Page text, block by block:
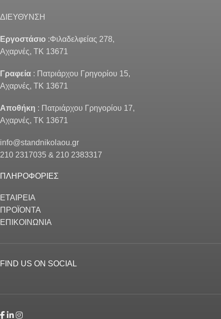
ΔΙΕΥΘΥΝΣΗ
Εργοστάσιο :Φιλαδελφείας 278,
Αχαρνές, ΤΚ 13671
Γραφεία : Πατριάρχου Γρηγορίου 15,
Αχαρνές, ΤΚ 13671
Αποθήκη : Πατριάρχου Γρηγορίου 17,
Αχαρνές, ΤΚ 13671
info@standnikolaou.gr
210 2317035 & 210 2383317
ΠΛΗΡΟΦΟΡΙΕΣ
ΕΤΑΙΡΕΙΑ
ΠΡΟΪΟΝΤΑ
ΕΠΙΚΟΙΝΩΝΙΑ
FIND US ON SOCIAL